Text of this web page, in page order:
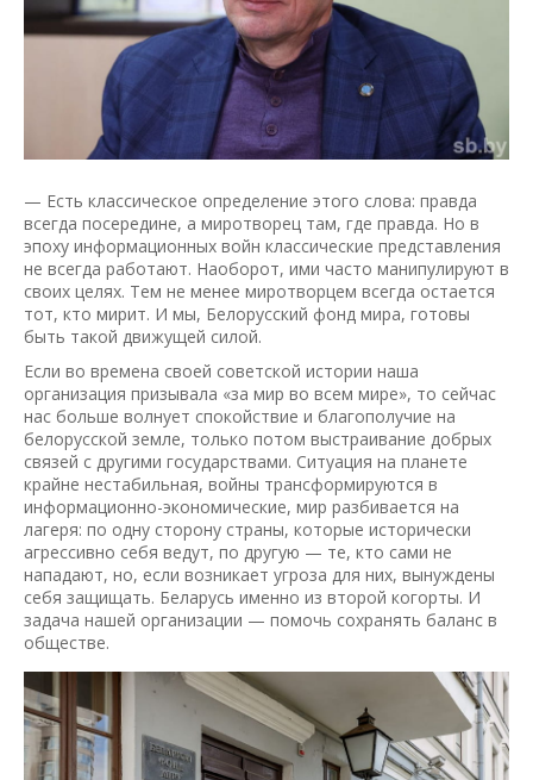
— Есть классическое определение этого слова: правда
всегда посередине, а миротворец там, где правда. Но в
эпоху информационных войн классические представления
не всегда работают. Наоборот, ими часто манипулируют в
своих целях. Тем не менее миротворцем всегда остается
тот, кто мирит. И мы, Белорусский фонд мира, готовы
быть такой движущей силой.
Если во времена своей советской истории наша
организация призывала «за мир во всем мире», то сейчас
нас больше волнует спокойствие и благополучие на
белорусской земле, только потом выстраивание добрых
связей с другими государствами. Ситуация на планете
крайне нестабильная, войны трансформируются в
информационно-экономические, мир разбивается на
лагеря: по одну сторону страны, которые исторически
агрессивно себя ведут, по другую — те, кто сами не
нападают, но, если возникает угроза для них, вынуждены
себя защищать. Беларусь именно из второй когорты. И
задача нашей организации — помочь сохранять баланс в
обществе.